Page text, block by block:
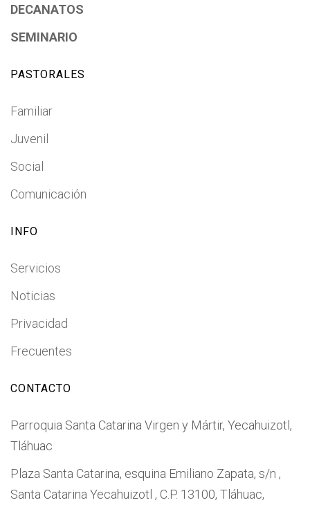
DECANATOS
SEMINARIO
PASTORALES
Familiar
Juvenil
Social
Comunicación
INFO
Servicios
Noticias
Privacidad
Frecuentes
CONTACTO
Parroquia Santa Catarina Virgen y Mártir, Yecahuizotl,
Tláhuac
Plaza Santa Catarina, esquina Emiliano Zapata, s/n ,
Santa Catarina Yecahuizotl , C.P. 13100, Tláhuac,